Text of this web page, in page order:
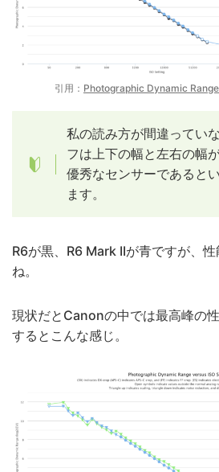
引用： Photographic Dynamic
私の読み方が間違ってい
フは上下の幅と左右の幅
優秀なセンサーであると
ます。
R6が黒、R6 Mark IIが青ですが、
ね。
現状だとCanonの中では最高峰の
するとこんな感じ。